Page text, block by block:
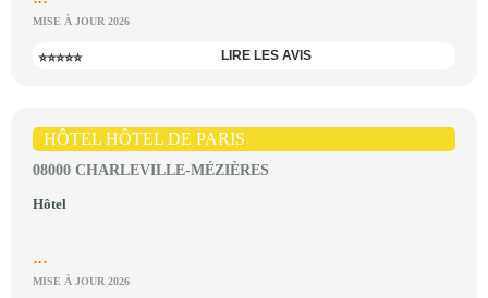
MISE À JOUR 2026
⭐⭐⭐⭐⭐ LIRE LES AVIS
HÔTEL HÔTEL DE PARIS
08000 CHARLEVILLE-MÉZIÈRES
Hôtel
...
MISE À JOUR 2026